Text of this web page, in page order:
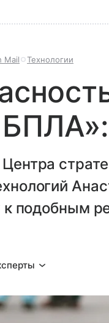
Mail Технологии
подобным